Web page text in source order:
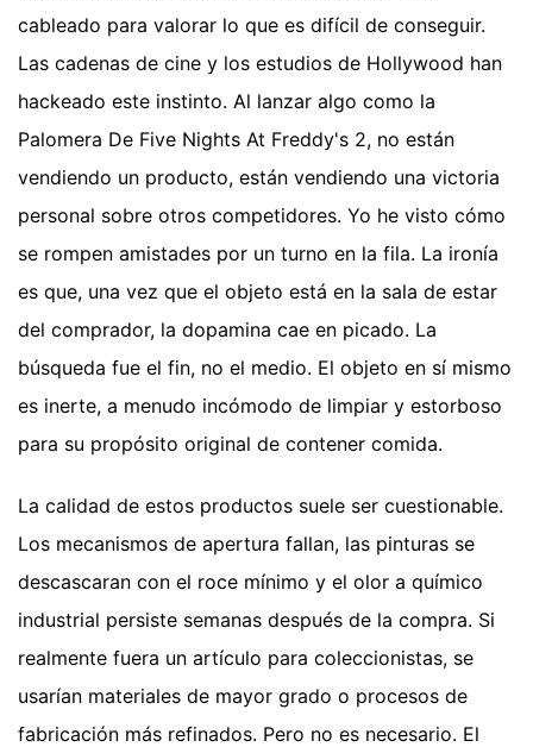
cableado para valorar lo que es difícil de conseguir.
Las cadenas de cine y los estudios de Hollywood han
hackeado este instinto. Al lanzar algo como la
Palomera De Five Nights At Freddy's 2, no están
vendiendo un producto, están vendiendo una victoria
personal sobre otros competidores. Yo he visto cómo
se rompen amistades por un turno en la fila. La ironía
es que, una vez que el objeto está en la sala de estar
del comprador, la dopamina cae en picado. La
búsqueda fue el fin, no el medio. El objeto en sí mismo
es inerte, a menudo incómodo de limpiar y estorboso
para su propósito original de contener comida.
La calidad de estos productos suele ser cuestionable.
Los mecanismos de apertura fallan, las pinturas se
descascaran con el roce mínimo y el olor a químico
industrial persiste semanas después de la compra. Si
realmente fuera un artículo para coleccionistas, se
usarían materiales de mayor grado o procesos de
fabricación más refinados. Pero no es necesario. El